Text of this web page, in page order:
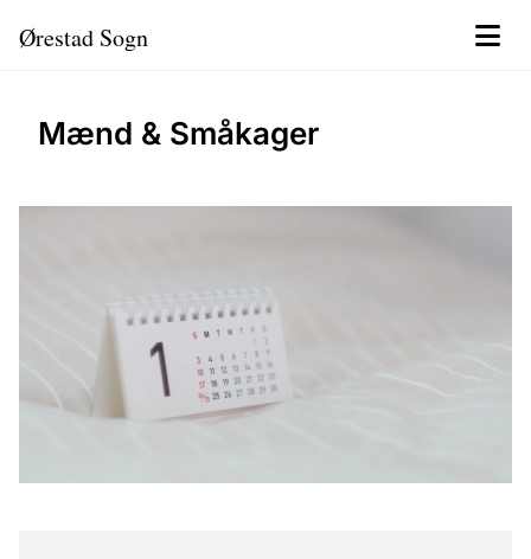
Ørestad Sogn
Mænd & Småkager